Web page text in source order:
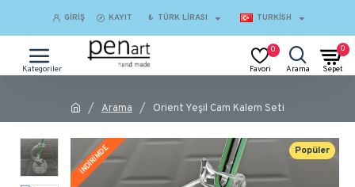
GIRIŞ KAYIT ₺ TÜRK LIRASI TURKISH
0 0
Arama Orient Yeşil Cam Kalem Seti
Popüler
İNDİRİMDE